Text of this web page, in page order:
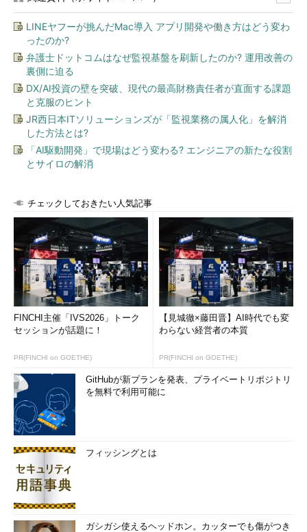
LINEヤフーが挑んだMac導入 アプリ開発や働き方はどう変わ
ったのか?
弁護士ドットコムはなぜ監視基盤を刷新したのか? 運用改善の
裏側に迫る
DX/AI投資の壁を突破、現代の最高財務責任者が直面する課題
と克服のヒント
JR西日本ITソリューションズが「監視業務の属人化」を解消
した方法とは?
「AI駆動開発」で現場はどう変わる? エンジニアの新たな役割
とサイロの解消
チェックしておきたい人気記事
FINCHI主催「IVS2026」トーク
セッションが話題に！
PR(FINCHI on GOETHE)
【見城徹×藤田晋】AI時代でも変
わらない経営者の本質
PR(FINCHI on GOETHE)
GitHubが新プランを発表、プライベートリポジトリ
を無料で利用可能に
フィッシングとは
ガシガシ使えるヘッドホン。カッターでも傷がつき